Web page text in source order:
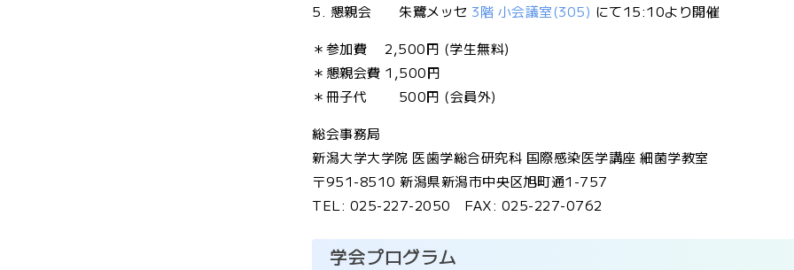
5. 懇親会 朱鷺メッセ 3階 小会議室(305) にて15:10より開催
＊参加費 2,500円 (学生無料)
＊懇親会費 1,500円
＊冊子代 500円 (会員外)
総会事務局
新潟大学大学院 医歯学総合研究科 国際感染医学講座 細菌学教室
〒951-8510 新潟県新潟市中央区旭町通1-757
TEL: 025-227-2050 FAX: 025-227-0762
学会プログラム